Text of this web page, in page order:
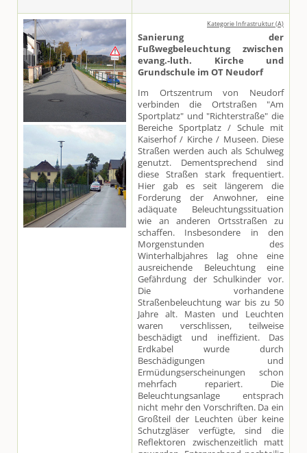
Kategorie Infrastruktur (A)
Sanierung der
Fußwegbeleuchtung zwischen
evang.-luth. Kirche und
Grundschule im OT Neudorf
Im Ortszentrum von Neudorf
verbinden die Ortstraßen "Am
Sportplatz" und "Richterstraße" die
Bereiche Sportplatz / Schule mit
Kaiserhof / Kirche / Museen. Diese
Straßen werden auch als Schulweg
genutzt. Dementsprechend sind
diese Straßen stark frequentiert.
Hier gab es seit längerem die
Forderung der Anwohner, eine
adäquate Beleuchtungssituation
wie an anderen Ortsstraßen zu
schaffen. Insbesondere in den
Morgenstunden des
Winterhalbjahres lag ohne eine
ausreichende Beleuchtung eine
Gefährdung der Schulkinder vor.
Die vorhandene
Straßenbeleuchtung war bis zu 50
Jahre alt. Masten und Leuchten
waren verschlissen, teilweise
beschädigt und ineffizient. Das
Erdkabel wurde durch
Beschädigungen und
Ermüdungserscheinungen schon
mehrfach repariert. Die
Beleuchtungsanlage entsprach
nicht mehr den Vorschriften. Da ein
Großteil der Leuchten über keine
Schutzgläser verfügte, sind die
Reflektoren zwischenzeitlich matt